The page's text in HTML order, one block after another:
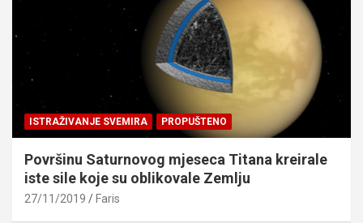
ISTRAŽIVANJE SVEMIRA PROPUŠTENO
Površinu Saturnovog mjeseca Titana kreirale
iste sile koje su oblikovale Zemlju
27/11/2019 Faris